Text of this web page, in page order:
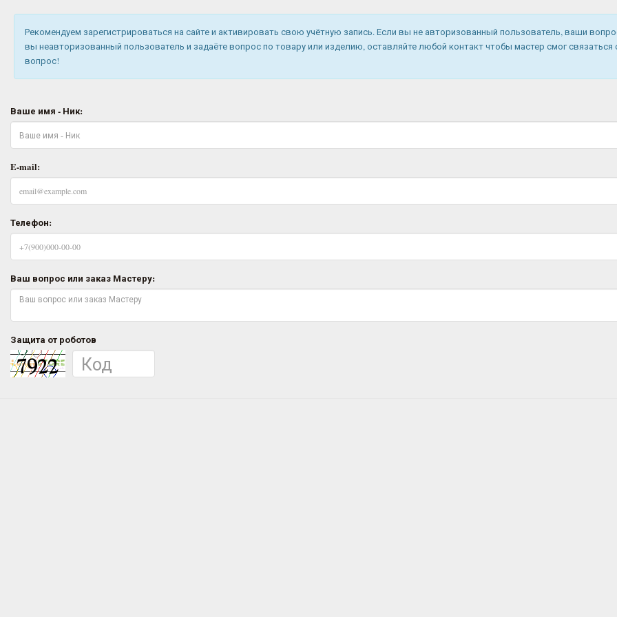
Рекомендуем зарегистрироваться на сайте и активировать свою учётную запись. Если вы не авторизованный пользователь, ваши
вы неавторизованный пользователь и задаёте вопрос по товару или изделию, оставляйте любой контакт чтобы мастер смог
вопрос!
Ваше имя - Ник:
E-mail:
Телефон:
Ваш вопрос или заказ Мастеру:
Защита от роботов